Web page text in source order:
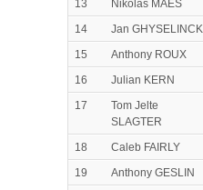
13
Nikolas MAES
14
Jan GHYSELINCK
15
Anthony ROUX
16
Julian KERN
17
Tom Jelte
SLAGTER
18 Caleb FAIRLY
19
Anthony GESLIN